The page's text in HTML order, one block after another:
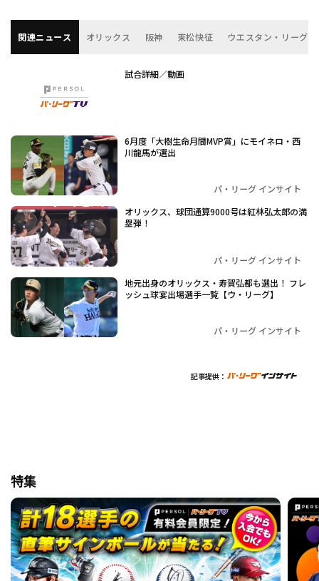
関連ニュース オリックス 阪神 東松快征 ウエスタン・リーグ
試合詳細／動画
6月度「大樹生命月間MVP賞」にモイネロ・西
川龍馬が選出
パ・リーグ インサイト
オリックス、球団通算9000号は紅林弘太郎の満
塁弾！
パ・リーグ インサイト
地元出身のオリックス・寿賀弘都も選出！ フレ
ッシュ球宴出場選手一覧【ウ・リーグ】
パ・リーグ インサイト
記事提供：
特集